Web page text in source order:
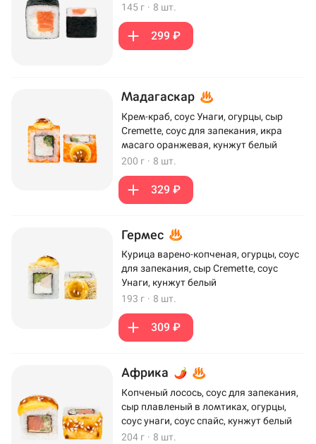
145 г · 8 шт.
299 ₽
Мадагаскар
Крем-краб, соус Унаги, огурцы, сыр
Cremette, соус для запекания, икра
масаго оранжевая, кунжут белый
200 г · 8 шт.
329 ₽
Гермес
Курица варено-копченая, огурцы, соус
для запекания, сыр Cremette, соус
Унаги, кунжут белый
193 г · 8 шт.
309 ₽
Африка
Копченый лосось, соус для запекания,
сыр плавленый в ломтиках, огурцы,
соус унаги, соус спайс, кунжут белый
204 г · 8 шт.